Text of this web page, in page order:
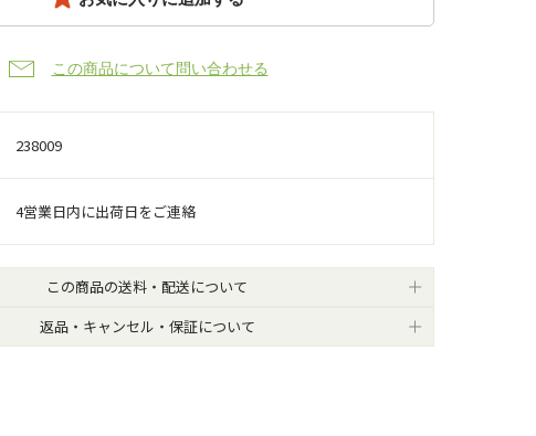
この商品について問い合わせる
238009
4営業日内に出荷日をご連絡
この商品の送料・配送について
返品・キャンセル・保証について